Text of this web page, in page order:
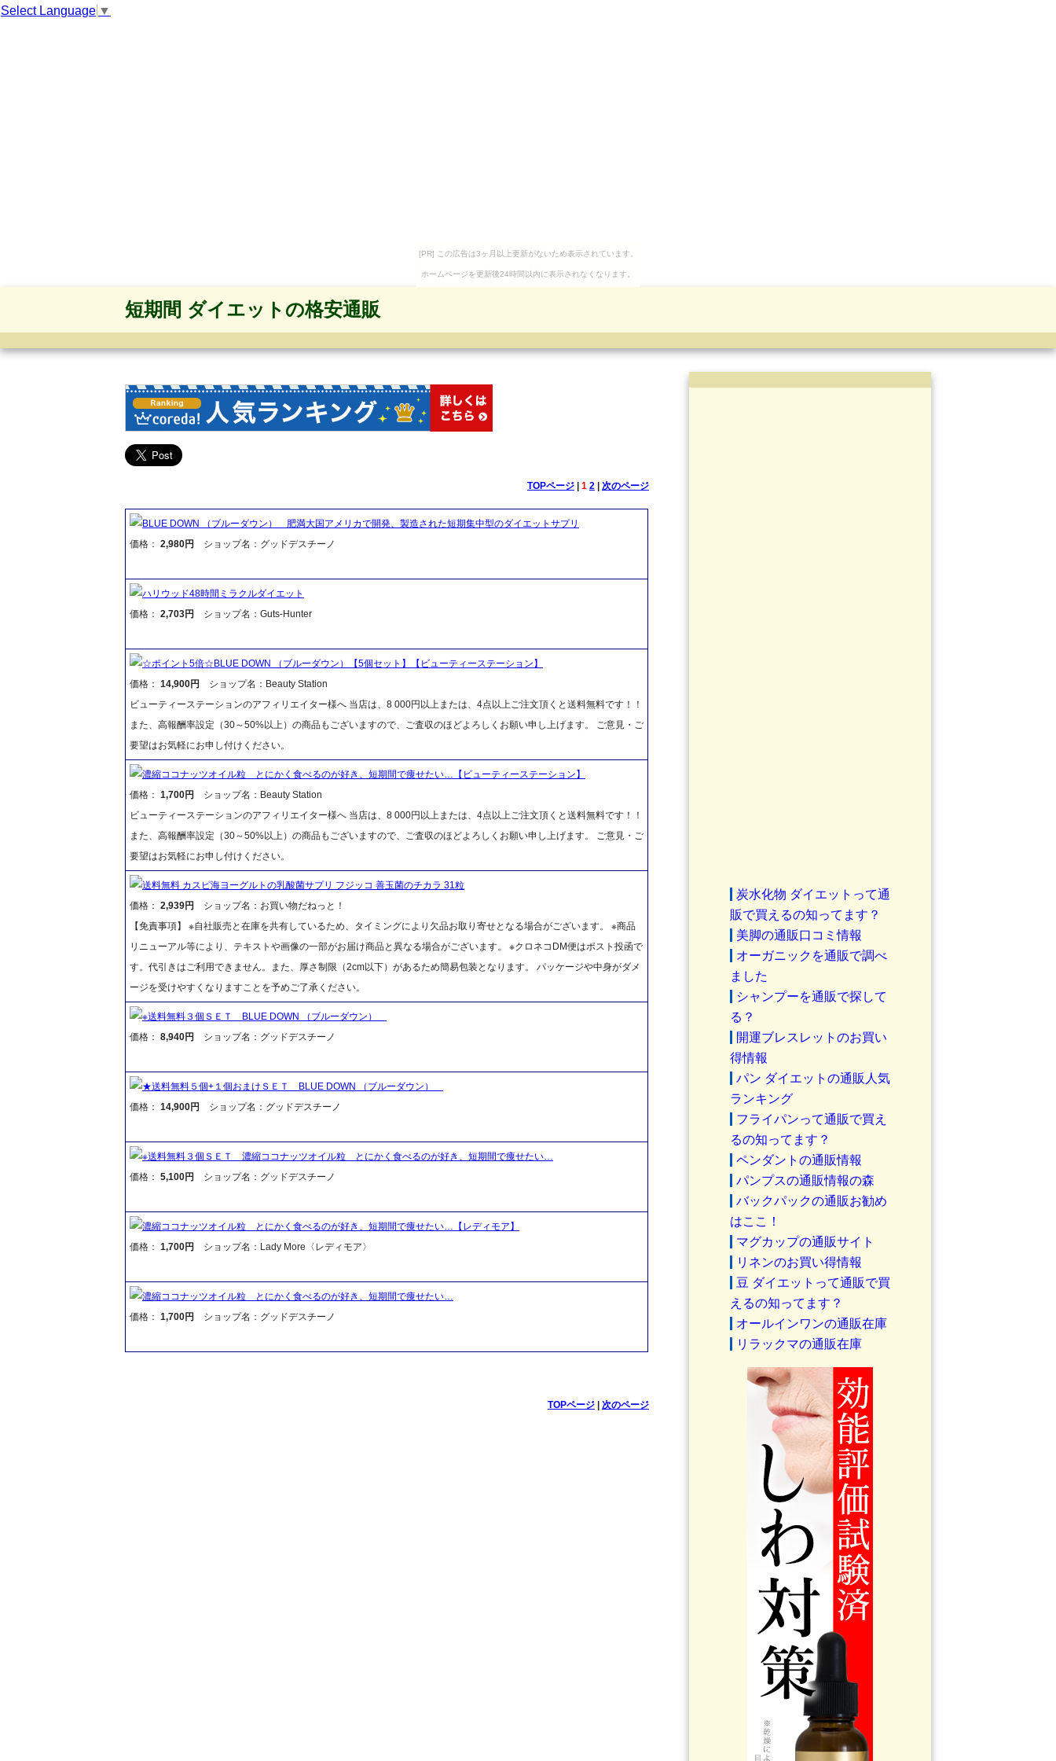
Select Language ▼
[PR] この広告は3ヶ月以上更新がないため表示されています。
ホームページを更新後24時間以内に表示されなくなります。
短期間 ダイエットの格安通販
TOPページ| 1 2| 次のページ
BLUE DOWN （ブルーダウン） 肥満大国アメリカで開発、製造された短期集中型のダイエットサプリ
価格： 2,980円 ショップ名：グッドデスチーノ
ハリウッド48時間ミラクルダイエット
価格： 2,703円 ショップ名：Guts-Hunter
☆ポイント5倍☆BLUE DOWN （ブルーダウン）【5個セット】【ビューティーステーション】
価格： 14,900円
ショップ名：Beauty Station
ビューティーステーションのアフィリエイター様へ 当店は、8 000円以上または、4点以上ご注文頂くと送料無料です！！
また、高報酬率設定（30～50%以上）の商品もございますので、ご査収のほどよろしくお願い申し上げます。 ご意見・ご
要望はお気軽にお申し付けください。
濃縮ココナッツオイル粒 とにかく食べるのが好き、短期間で痩せたい…【ビューティーステーション】
価格： 1,700円
ショップ名：Beauty Station
ビューティーステーションのアフィリエイター様へ 当店は、8 000円以上または、4点以上ご注文頂くと送料無料です！！
また、高報酬率設定（30～50%以上）の商品もございますので、ご査収のほどよろしくお願い申し上げます。 ご意見・ご
要望はお気軽にお申し付けください。
送料無料 カスピ海ヨーグルトの乳酸菌サプリ フジッコ 善玉菌のチカラ 31粒
価格： 2,939円
ショップ名：お買い物だねっと！
【免責事項】 ※自社販売と在庫を共有しているため、タイミングにより欠品お取り寄せとなる場合がございます。 ※商品
リニューアル等により、テキストや画像の一部がお届け商品と異なる場合がございます。 ※クロネコDM便はポスト投函で
す。代引きはご利用できません。また、厚さ制限（2cm以下）があるため簡易包装となります。 パッケージや中身がダメ
ージを受けやすくなりますことを予めご了承ください。
※送料無料３個ＳＥＴ BLUE DOWN （ブルーダウン）
価格： 8,940円 ショップ名：グッドデスチーノ
★送料無料５個+１個おまけＳＥＴ BLUE DOWN （ブルーダウン）
価格： 14,900円 ショップ名：グッドデスチーノ
※送料無料３個ＳＥＴ 濃縮ココナッツオイル粒 とにかく食べるのが好き、短期間で痩せたい…
価格： 5,100円 ショップ名：グッドデスチーノ
濃縮ココナッツオイル粒 とにかく食べるのが好き、短期間で痩せたい…【レディモア】
価格： 1,700円 ショップ名：Lady More〈レディモア〉
濃縮ココナッツオイル粒 とにかく食べるのが好き、短期間で痩せたい…
価格： 1,700円 ショップ名：グッドデスチーノ
TOPページ| 次のページ
炭水化物 ダイエットって通
販で買えるの知ってます？
美脚の通販口コミ情報
オーガニックを通販で調べ
ました
シャンプーを通販で探して
る？
開運ブレスレットのお買い
得情報
パン ダイエットの通販人気
ランキング
フライパンって通販で買え
るの知ってます？
ペンダントの通販情報
パンプスの通販情報の森
バックパックの通販お勧め
はここ！
マグカップの通販サイト
リネンのお買い得情報
豆 ダイエットって通販で買
えるの知ってます？
オールインワンの通販在庫
リラックマの通販在庫